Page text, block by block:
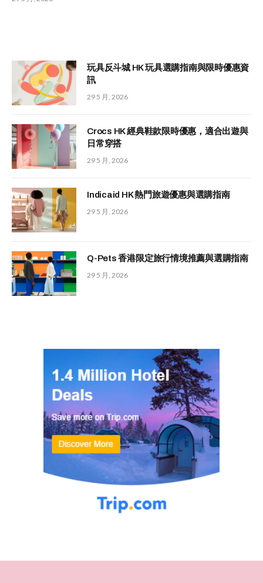
玩具反斗城 HK 玩具選購指南與限時優惠資
訊
29 5 月, 2026
Crocs HK 經典鞋款限時優惠，適合出遊與
日常穿搭
29 5 月, 2026
Indicaid HK 熱門旅遊優惠與選購指南
29 5 月, 2026
Q-Pets 香港限定旅行情境推薦與選購指南
29 5 月, 2026